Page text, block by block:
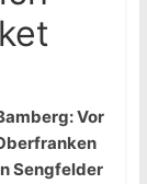
Vor
Sengfelder